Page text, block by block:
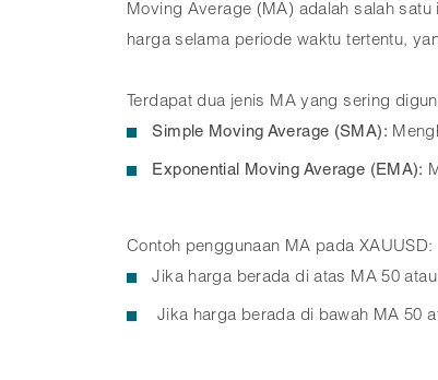
Moving Average (MA) adalah salah
harga selama periode waktu tertentu,
Terdapat dua jenis MA yang sering
Simple Moving Average (SMA):
Exponential Moving Average (EMA):
Contoh penggunaan MA pada XAUUSD:
Jika harga berada di atas MA 50
Jika harga berada di bawah MA 50